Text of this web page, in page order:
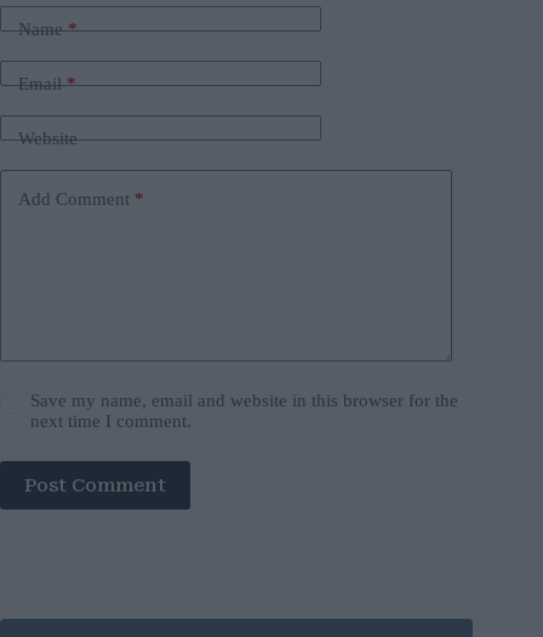
Name*
Email*
Website
Add Comment *
Save my name, email and website in this browser for the
next time I comment.
Post Comment